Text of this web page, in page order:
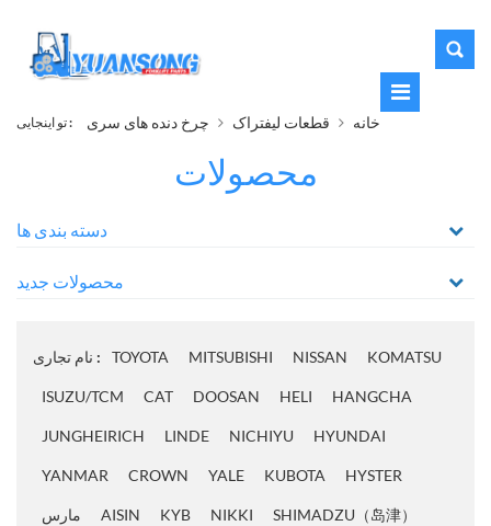
تو اینجایی : خانه قطعات لیفتراک چرخ دنده های سری
محصولات
دسته بندی ها
محصولات جدید
نام تجاری : TOYOTA MITSUBISHI NISSAN KOMATSU
ISUZU/TCM CAT DOOSAN HELI HANGCHA
JUNGHEIRICH LINDE NICHIYU HYUNDAI
YANMAR CROWN YALE KUBOTA HYSTER
مارس AISIN KYB NIKKI SHIMADZU（岛津）